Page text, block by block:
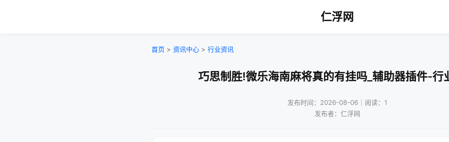
仁浮网
首页 > 资讯中心 > 行业资讯
巧思制胜!微乐海南麻将真的有挂吗_辅助器插件-行
发布时间：2026-08-06｜阅读：1
发布者：仁浮网